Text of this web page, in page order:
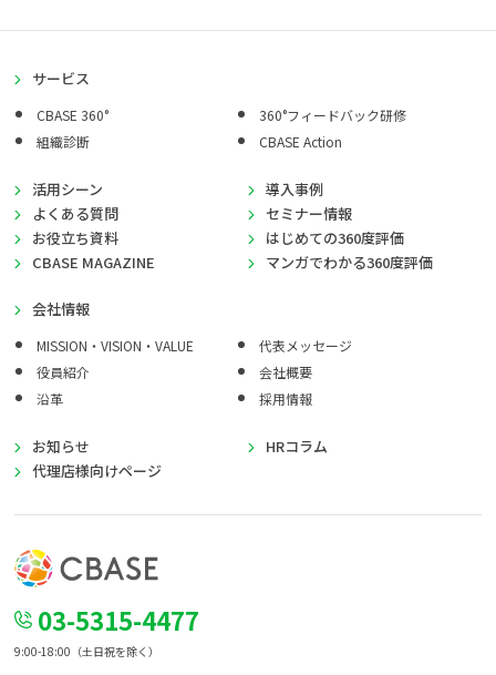
サービス
CBASE 360°
360°フィードバック研修
組織診断
CBASE Action
活用シーン
導入事例
よくある質問
セミナー情報
お役立ち資料
はじめての360度評価
CBASE MAGAZINE
マンガでわかる360度評価
会社情報
MISSION・VISION・VALUE
代表メッセージ
役員紹介
会社概要
沿革
採用情報
お知らせ
HRコラム
代理店様向けページ
03-5315-4477
9:00-18:00（土日祝を除く）